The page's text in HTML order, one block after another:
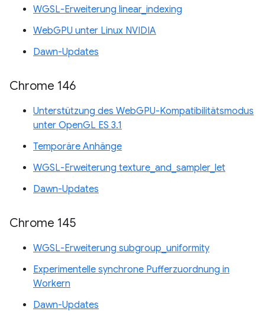
WGSL-Erweiterung linear_indexing
WebGPU unter Linux NVIDIA
Dawn-Updates
Chrome 146
Unterstützung des WebGPU-Kompatibilitätsmodus
unter OpenGL ES 3.1
Temporäre Anhänge
WGSL-Erweiterung texture_and_sampler_let
Dawn-Updates
Chrome 145
WGSL-Erweiterung subgroup_uniformity
Experimentelle synchrone Pufferzuordnung in
Workern
Dawn-Updates